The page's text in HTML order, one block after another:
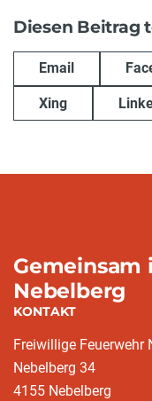
Diesen Beitrag
Email
Xing
Gemeinsam
Nebelberg
KONTAKT
Freiwillige Feuerwehr
Nebelberg 34
4155 Nebelberg